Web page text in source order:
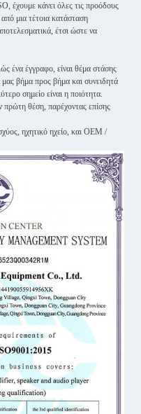
έχουμε κάνει όλες τις προόδους
μια τέτοια κατάσταση
έτσι ώστε να
ένα έγγραφο, είναι θέμα στάσης
μας βήμα προς βήμα και συνειδητά
σημείο είναι η ποιότητα.
θέση, παρέχοντας επίσης
ηχητικό ηχείο, και OEM /